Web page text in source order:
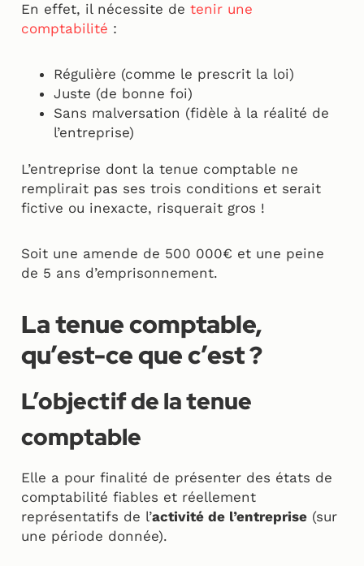
En effet, il nécessite de tenir une
comptabilité :
Régulière (comme le prescrit la loi)
Juste (de bonne foi)
Sans malversation (fidèle à la réalité de
l’entreprise)
L’entreprise dont la tenue comptable ne
remplirait pas ses trois conditions et serait
fictive ou inexacte, risquerait gros !
Soit une amende de 500 000€ et une peine
de 5 ans d’emprisonnement.
La tenue comptable,
qu’est-ce que c’est ?
L’objectif de la tenue
comptable
Elle a pour finalité de présenter des états de
comptabilité fiables et réellement
représentatifs de l’activité de l’entreprise (sur
une période donnée).